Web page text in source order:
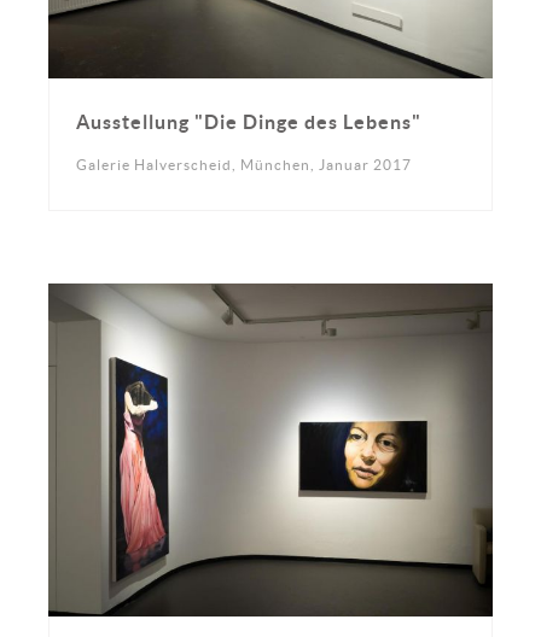
Ausstellung "Die Dinge des Lebens"
Galerie Halverscheid, München, Januar 2017